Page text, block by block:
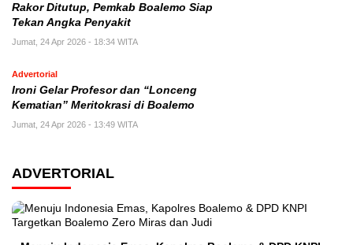
Rakor Ditutup, Pemkab Boalemo Siap
Tekan Angka Penyakit
Jumat, 24 Apr 2026 - 18:34 WITA
Advertorial
Ironi Gelar Profesor dan “Lonceng
Kematian” Meritokrasi di Boalemo
Jumat, 24 Apr 2026 - 13:49 WITA
ADVERTORIAL